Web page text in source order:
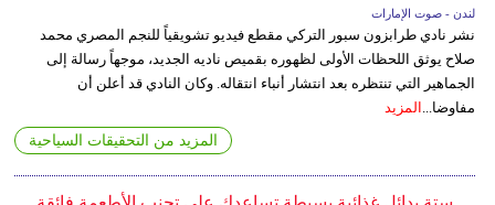
لندن - صوت الإمارات
نشر نادي طرابزون سبور التركي مقطع فيديو تشويقياً للنجم المصري محمد
صلاح يوثق اللحظات الأولى لظهوره بقميص ناديه الجديد، موجهاً رسالة إلى
الجماهير التي تنتظره بعد انتشار أنباء انتقاله. وكان النادي قد أعلن أن
مفاوضا... المزيد
المزيد من التحقيقات السياحية